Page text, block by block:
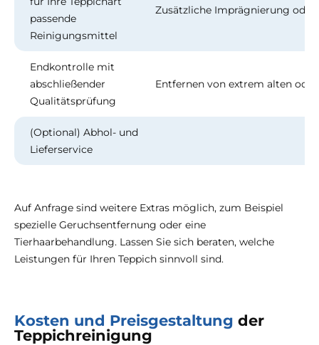
passende
Reinigungsmittel
Zusätzliche Imprägnierung
Endkontrolle mit
abschließender
Qualitätsprüfung
Entfernen von extrem alten
(Optional) Abhol- und
Lieferservice
Auf Anfrage sind weitere Extras möglich, zum Beispiel
spezielle Geruchsentfernung oder eine
Tierhaarbehandlung. Lassen Sie sich beraten, welche
Leistungen für Ihren Teppich sinnvoll sind.
Kosten und Preisgestaltung der
Teppichreinigung